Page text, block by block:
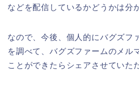
などを配信しているかどうかは分
なので、今後、個人的にバグズフ
を調べて、バグズファームのメル
ことができたらシェアさせていた